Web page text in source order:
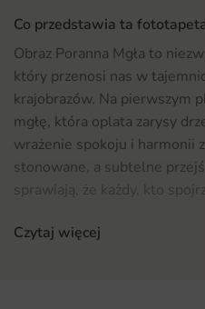
Co przedstawia ta
Obraz Poranna Mgła to
który przenosi nas w
krajobrazów. Na pierwszym
mgłę, która oplata zarysy
wrażenie spokoju i harmonii
stonowane, a subtelne
sprawiają, że każdy, kto
które pragną wprowadzić do
Czytaj więcej